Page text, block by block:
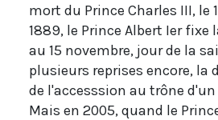
mort du Prince Charles III, le
1889, le Prince Albert Ier
au 15 novembre, jour de la
plusieurs reprises encore, la
de l'accesssion au trône
Mais en 2005, quand le